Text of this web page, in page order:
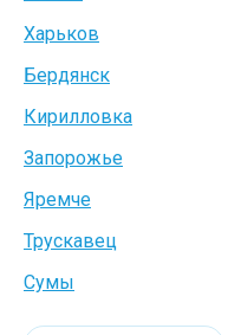
Харьков
Бердянск
Кирилловка
Запорожье
Яремче
Трускавец
Сумы